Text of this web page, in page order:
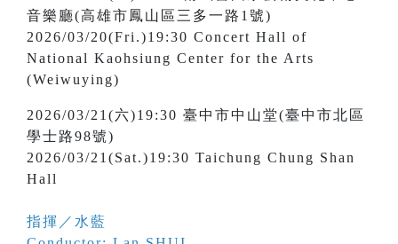
音樂廳(高雄市鳳山區三多一路1號)
2026/03/20(Fri.)19:30 Concert Hall of
National Kaohsiung Center for the Arts
(Weiwuying)
2026/03/21(六)19:30 臺中市中山堂(臺中市北區
學士路98號)
2026/03/21(Sat.)19:30 Taichung Chung Shan
Hall
指揮／水藍